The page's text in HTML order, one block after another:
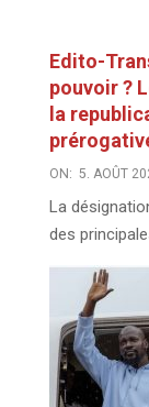
Edito-
pouvoir ?
la
ON: 5. AOÛT
La
des